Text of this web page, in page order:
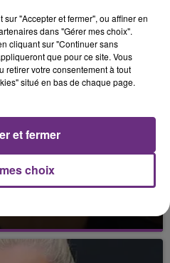
DES AIRS
"Accepter et fermer", ou affiner en
dans "Gérer mes choix".
cliquant sur "Continuer sans
que pour ce site. Vous
retirer votre consentement à tout
situé en bas de chaque page.
choix
et fermer